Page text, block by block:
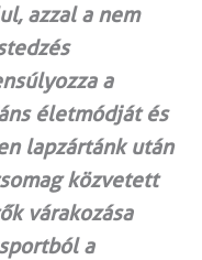
azzal a nem
a
életmódját és
lapzártánk után
közvetett
várakozása
a